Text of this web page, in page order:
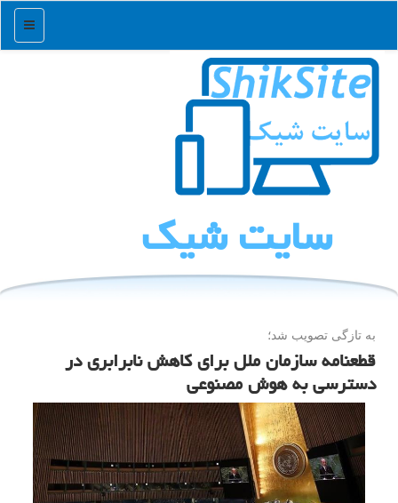
منو
سایت شیك
به تازگی تصویب شد؛
قطعنامه سازمان ملل برای کاهش نابرابری در
دسترسی به هوش مصنوعی